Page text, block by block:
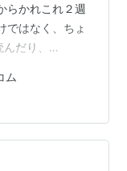
らかれこれ２週
ではなく、ちょ
だり、
あれこれやっ
間が取れたの
い出しながら、
設定をし直した
だ解決はして
ム